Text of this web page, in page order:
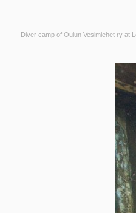
Diver camp of Oulun Vesimiehet ry at